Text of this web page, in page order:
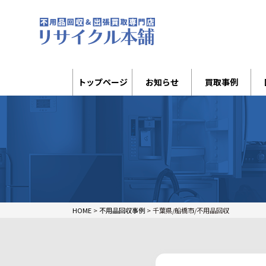
トップページ お知らせ 買取事例
HOME > 不用品回収事例 >千葉県/船橋市/不用品回収